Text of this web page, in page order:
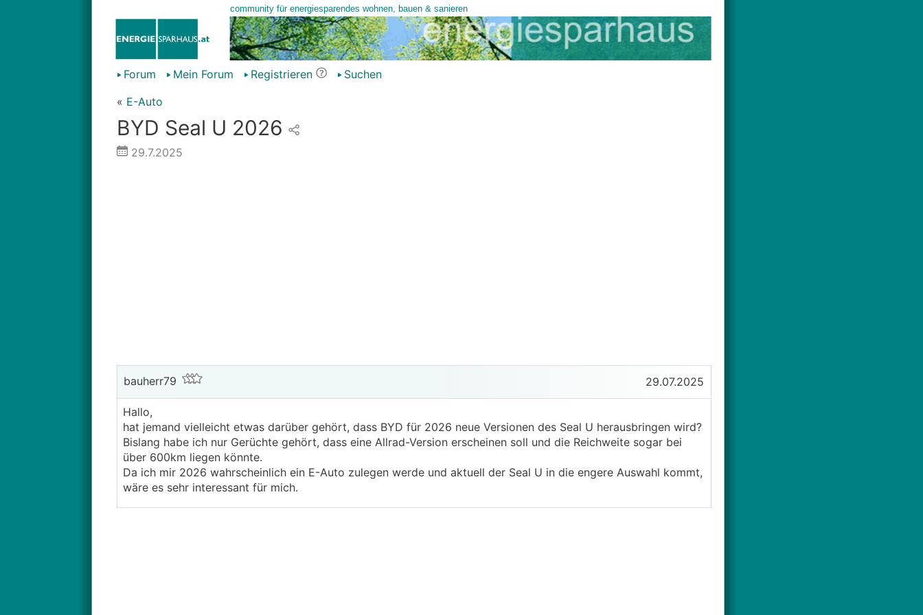
Forum Mein Forum Registrieren
Suchen
« E-Auto
BYD Seal U 2026
29.7.2025
bauherr79 29.07.2025
Hallo,
hat jemand vielleicht etwas darüber gehört, dass BYD für 2026 neue Versionen des Seal U herausbringen wird?
Bislang habe ich nur Gerüchte gehört, dass eine Allrad-Version erscheinen soll und die Reichweite sogar bei
über 600km liegen könnte.
Da ich mir 2026 wahrscheinlich ein E-Auto zulegen werde und aktuell der Seal U in die engere Auswahl kommt,
wäre es sehr interessant für mich.